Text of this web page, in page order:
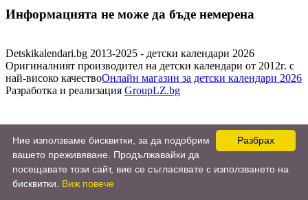
Информацията не може да бъде немерена
Detskikalendari.bg 2013-2025 - детски календари 2026
Оригиналният производител на детски календари от 2012г. с
най-високо качествоОнлайн магазин за детски календари 2026
Разработка и реализация GroupLZ.bg
Разбрах
Ние използваме бисквитки, за да подобрим
вашето преживяване. Продължавайки да
посещавате този сайт, вие се съгласявате с използването на
бисквитки. Виж повече